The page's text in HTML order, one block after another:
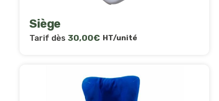
Siège
Tarif dès 30,00€ HT/unité